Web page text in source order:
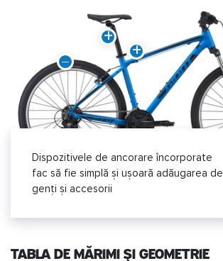
Dispozitivele de ancorare încorporate
fac să fie simplă și ușoară adăugarea de
genți și accesorii
TABLA DE MĂRIMI ȘI GEOMETRIE